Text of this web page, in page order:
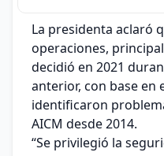
La presidenta aclaró
operaciones,
decidió en 2021
anterior, con base en
identificaron
AICM desde 2014.
“Se privilegió la